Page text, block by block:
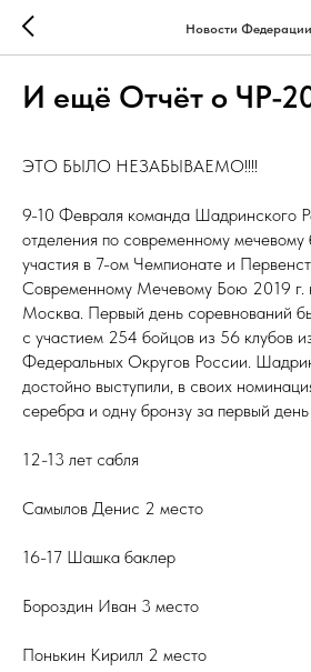
Новости Федерации
И ещё Отчёт о ЧР-
ЭТО БЫЛО НЕЗАБЫВАЕМО!!!!
9-10 Февраля команда Шадринского
отделения по современному
участия в 7-ом Чемпионате и
Современному Мечевому Бою 2019 г.
Москва. Первый день соревнований
с участием 254 бойцов из 56 клубов
Федеральных Округов России.
достойно выступили, в своих
серебра и одну бронзу за первый
12-13 лет сабля
Самылов Денис 2 место
16-17 Шашка баклер
Бороздин Иван 3 место
Понькин Кирилл 2 место